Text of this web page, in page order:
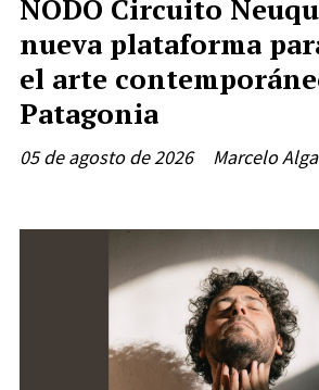
NODO Circuito
nueva plataforma
el arte
Patagonia
Marcelo
05 de agosto de 2026